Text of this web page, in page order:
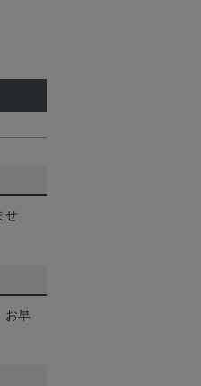
せ
お早